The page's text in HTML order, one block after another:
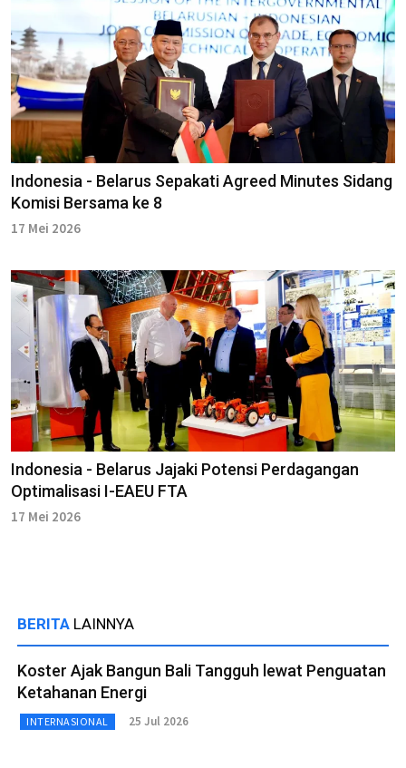
Indonesia - Belarus Sepakati Agreed Minutes Sidang
Komisi Bersama ke 8
17 Mei 2026
Indonesia - Belarus Jajaki Potensi Perdagangan
Optimalisasi I-EAEU FTA
17 Mei 2026
BERITA LAINNYA
Koster Ajak Bangun Bali Tangguh lewat Penguatan
Ketahanan Energi
INTERNASIONAL 25 Jul 2026